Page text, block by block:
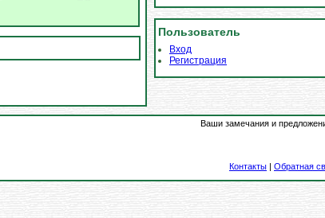
Пользователь
Вход
Регистрация
Ваши замечания и
Контакты | Обратная